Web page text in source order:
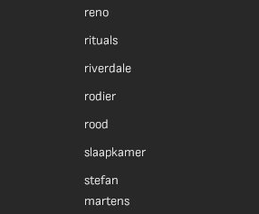
reno
rituals
riverdale
rodier
rood
slaapkamer
stefan
martens